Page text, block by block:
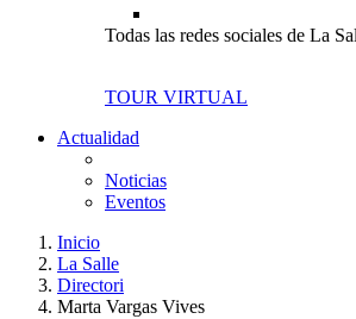
Todas las redes sociales de La
TOUR VIRTUAL
Actualidad
Noticias
Eventos
Inicio
La Salle
Directori
Marta Vargas Vives